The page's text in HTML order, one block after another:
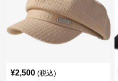
¥2,500 (税込)